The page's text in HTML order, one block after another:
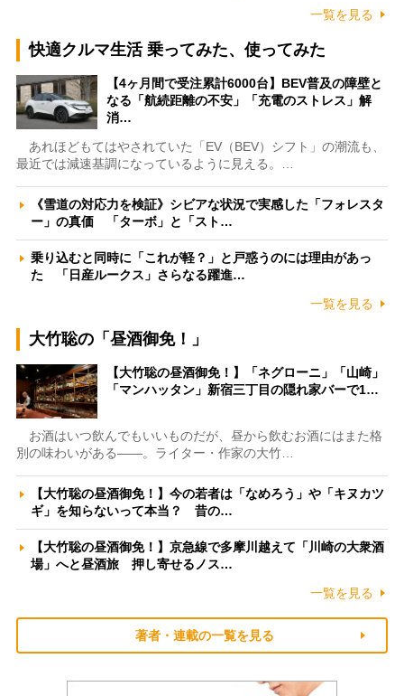
一覧を見る
快適クルマ生活 乗ってみた、使ってみた
【4ヶ月間で受注累計6000台】BEV普及の障壁と
なる「航続距離の不安」「充電のストレス」解
消…
あれほどもてはやされていた「EV（BEV）シフト」の潮流も、
最近では減速基調になっているように見える。…
《雪道の対応力を検証》シビアな状況で実感した「フォレスタ
ー」の真価 「ターボ」と「スト…
乗り込むと同時に「これが軽？」と戸惑うのには理由があっ
た 「日産ルークス」さらなる躍進…
一覧を見る
大竹聡の「昼酒御免！」
【大竹聡の昼酒御免！】「ネグローニ」「山崎」
「マンハッタン」新宿三丁目の隠れ家バーで1…
お酒はいつ飲んでもいいものだが、昼から飲むお酒にはまた格
別の味わいがある――。ライター・作家の大竹…
【大竹聡の昼酒御免！】今の若者は「なめろう」や「キヌカツ
ギ」を知らないって本当？ 昔の…
【大竹聡の昼酒御免！】京急線で多摩川越えて「川崎の大衆酒
場」へと昼酒旅 押し寄せるノス…
一覧を見る
著者・連載の一覧を見る